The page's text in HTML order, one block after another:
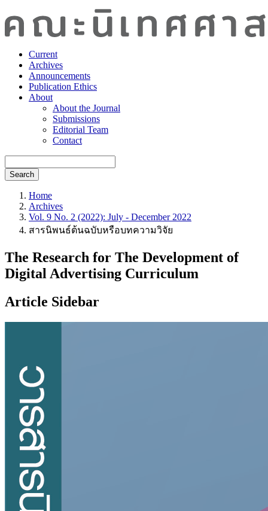
Current
Archives
Announcements
Publication Ethics
About
About the Journal
Submissions
Editorial Team
Contact
Search
Home
Archives
Vol. 9 No. 2 (2022): July - December 2022
สารนิพนธ์ต้นฉบับหรือบทความวิจัย
The Research for The Development of
Digital Advertising Curriculum
Article Sidebar